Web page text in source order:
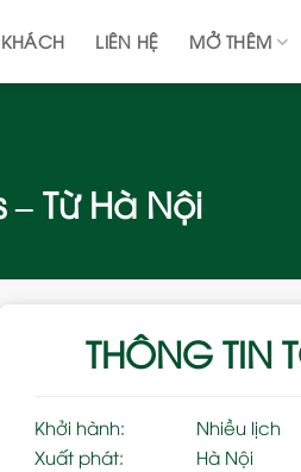
LIÊN HỆ MỞ THÊM
Từ Hà Nội
THÔNG TIN
Khởi hành:
Nhiều lịch
Xuất phát:
Hà Nội